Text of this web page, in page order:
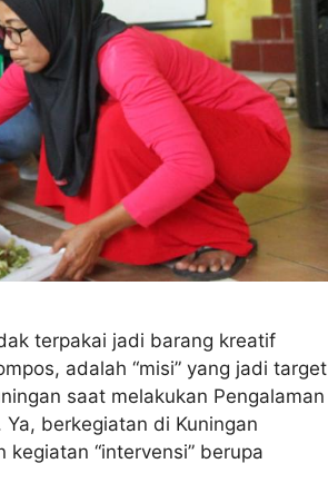
terpakai jadi barang kreatif
adalah “misi” yang jadi target
saat melakukan Pengalaman
berkegiatan di Kuningan
“intervensi” berupa